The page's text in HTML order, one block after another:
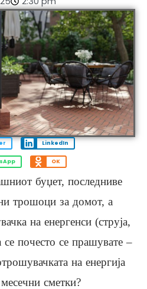
LinkedIn
OK
буџет, последниве
трошоци за домот, а
на енергенси (струја,
почесто се прашувате –
на енергија
сметки?